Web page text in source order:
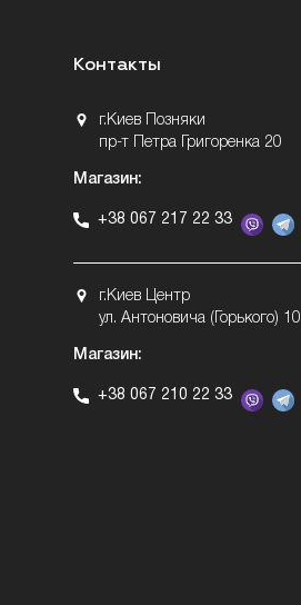
Контакты
г.Киев Позняки
пр-т Петра Григоренка 20
Магазин:
+38 067 217 22 33
г.Киев Центр
ул. Антоновича (Горького) 10
Магазин:
+38 067 210 22 33